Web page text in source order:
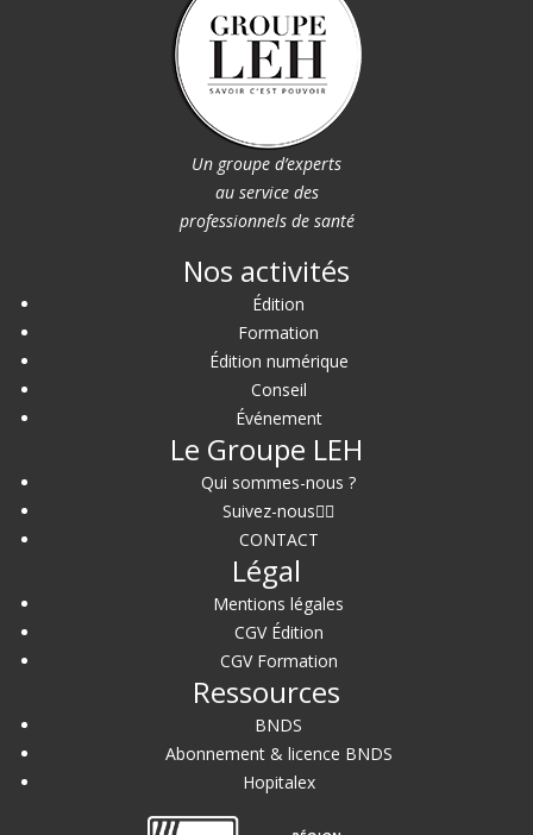
Un groupe d’experts
au service des
professionnels de santé
Nos activités
Édition
Formation
Édition numérique
Conseil
Événement
Le Groupe LEH
Qui sommes-nous ?
Suivez-nous
CONTACT
Légal
Mentions légales
CGV Édition
CGV Formation
Ressources
BNDS
Abonnement & licence BNDS
Hopitalex